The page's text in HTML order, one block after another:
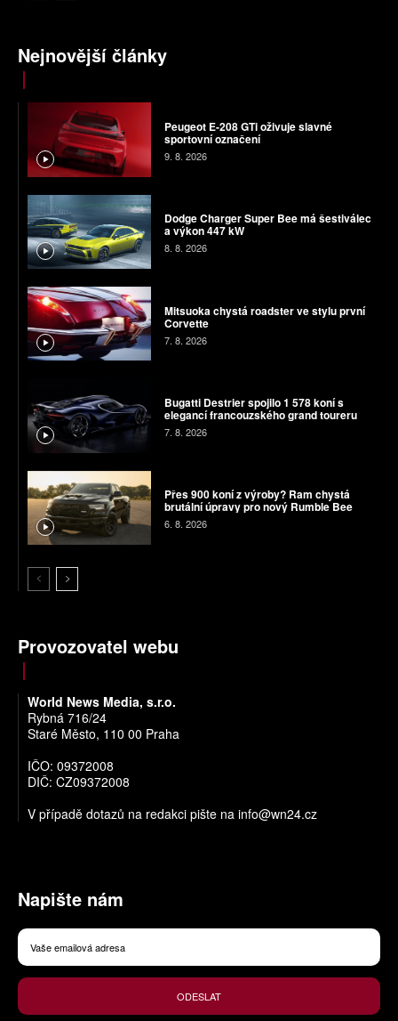
Nejnovější články
Peugeot E-208 GTi oživuje slavné
sportovní označení
9. 8. 2026
Dodge Charger Super Bee má šestiválec
a výkon 447 kW
8. 8. 2026
Mitsuoka chystá roadster ve stylu první
Corvette
7. 8. 2026
Bugatti Destrier spojilo 1 578 koní s
elegancí francouzského grand toureru
7. 8. 2026
Přes 900 koní z výroby? Ram chystá
brutální úpravy pro nový Rumble Bee
6. 8. 2026
Provozovatel webu
World News Media, s.r.o.
Rybná 716/24
Staré Město, 110 00 Praha
IČO: 09372008
DIČ: CZ09372008
V případě dotazů na redakci pište na info@wn24.cz
Napište nám
ODESLAT